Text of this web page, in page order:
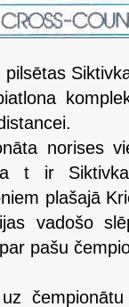
norises
t ir
plašajā
vadošo
pašu